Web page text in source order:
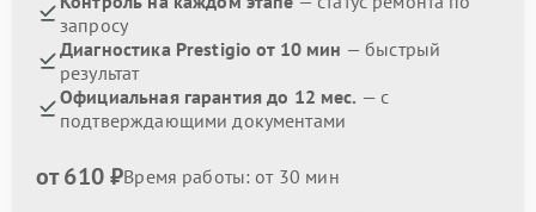
запросу
Диагностика Prestigio от 10 мин — быстрый
результат
Официальная гарантия до 12 мес. — с
подтверждающими документами
от 610 ₽Время работы: от 30 мин